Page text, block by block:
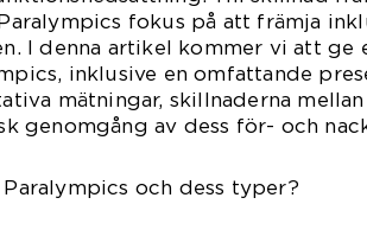
fokus på att främja
I denna artikel kommer vi att ge
inklusive en omfattande
mätningar, skillnaderna
genomgång av dess för- och
Paralympics och dess typer?